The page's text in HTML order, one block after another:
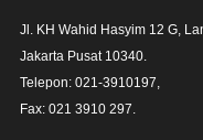
Jl. KH Wahid Hasyim 12 G,
Jakarta Pusat 10340.
Telepon: 021-3910197,
Fax: 021 3910 297.